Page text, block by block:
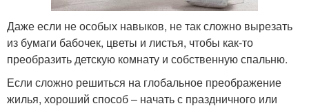
Даже если не особых навыков, не так сложно вырезать
из бумаги бабочек, цветы и листья, чтобы как-то
преобразить детскую комнату и собственную спальню.
Если сложно решиться на глобальное преображение
жилья, хороший способ – начать с праздничного или